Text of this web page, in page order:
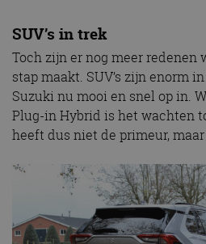
SUV’s in trek
Toch zijn er nog meer redenen
stap maakt. SUV’s zijn enorm
Suzuki nu mooi en snel op in.
Plug-in Hybrid is het wachten
heeft dus niet de primeur,